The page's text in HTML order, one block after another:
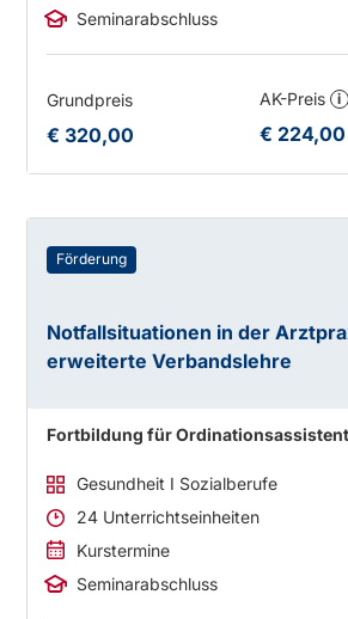
Seminarabschluss
Grundpreis
€ 320,00
AK-Preis i
€ 224,00
Förderung
Notfallsituationen in der
erweiterte Verbandslehre
Fortbildung für
Gesundheit I Sozialberufe
24 Unterrichtseinheiten
Kurstermine
Seminarabschluss